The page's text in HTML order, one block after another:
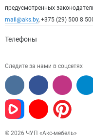
предусмотренных
mail@aks.by, +375 (29) 500 8
Телефоны
Следите за нами в соцсетях
© 2026 ЧУП «Акс-мебель»